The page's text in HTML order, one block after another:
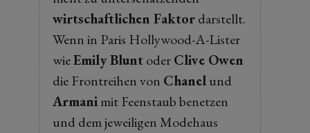
wirtschaftlichen Faktordarstellt.
Wenn in Paris Hollywood-A-Lister
wieEmily BluntoderClive Owen
die Frontreihen von Chanelund
Armanimit Feenstaub benetzen
und dem jeweiligen Modehaus